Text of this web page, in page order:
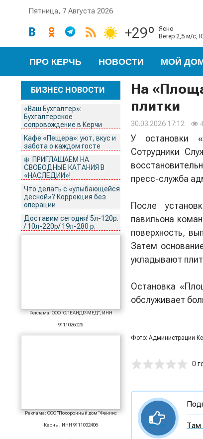
Пятница, 7 Августа 2026
+29º
ясно
ветер 2,5 м/с,
ПРО КЕРЧЬ НОВОСТИ МОЙ
БИЗНЕС НОВОСТИ
«Ваш Бухгалтер»:
Бухгалтерское
сопровождение в Керчи
Кафе «Пещера»: уют, вкус и
забота о каждом госте
❄️ ПРИГЛАШАЕМ НА
СВОБОДНЫЕ КАТАНИЯ В
«НАСЛЕДИИ»!
Что делать с «улыбающейся
десной»? Коррекция без
операции
Доставим сегодня! 5л-120р.
/ 10л-220р/ 19л-280 р.
Реклама: ООО "ОЛЕАНДР-МЕД", ИНН
9111026025
Реклама: ООО "Похоронный дом "Феникс
Керчь", ИНН 9111032406
На
плитки
30.03.2026 17:12 4
У остановки
Сотрудники
пресс-служба
После
павильона
поверхность,
Затем
укладывают
Остановка
обслуживает
Фото: Администрации
0
Там